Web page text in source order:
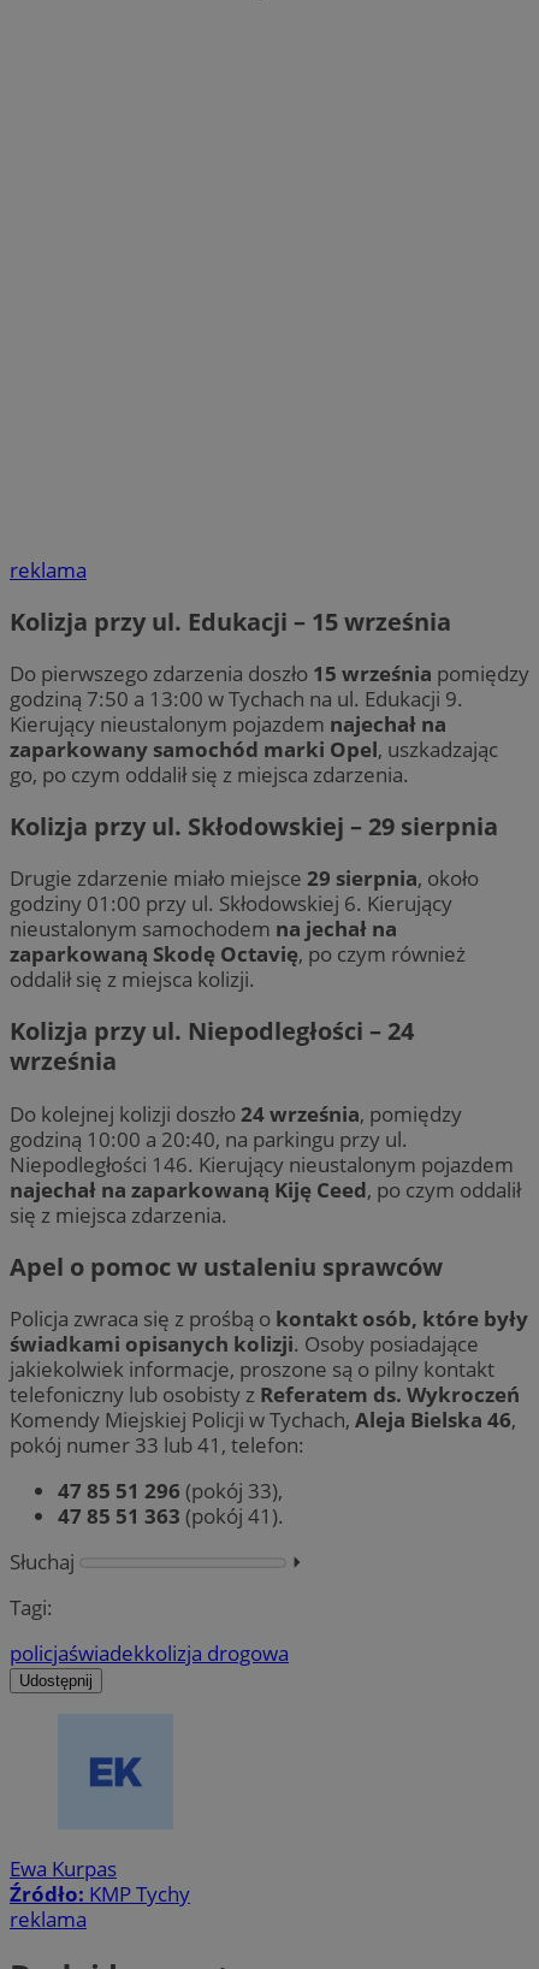
reklama
Kolizja przy ul. Edukacji – 15 września
Do pierwszego zdarzenia doszło 15 września pomiędzy
godziną 7:50 a 13:00 w Tychach na ul. Edukacji 9.
Kierujący nieustalonym pojazdem najechał na
zaparkowany samochód marki Opel, uszkadzając
go, po czym oddalił się z miejsca zdarzenia.
Kolizja przy ul. Skłodowskiej – 29 sierpnia
Drugie zdarzenie miało miejsce 29 sierpnia, około
godziny 01:00 przy ul. Skłodowskiej 6. Kierujący
nieustalonym samochodem na jechał na
zaparkowaną Skodę Octavię, po czym również
oddalił się z miejsca kolizji.
Kolizja przy ul. Niepodległości – 24
września
Do kolejnej kolizji doszło24 września, pomiędzy
godziną 10:00 a 20:40, na parkingu przy ul.
Niepodległości 146. Kierujący nieustalonym pojazdem
najechał na zaparkowaną Kiję Ceed, po czym oddalił
się z miejsca zdarzenia.
Apel o pomoc w ustaleniu sprawców
Policja zwraca się z prośbą o kontakt osób, które były
świadkami opisanych kolizji. Osoby posiadające
jakiekolwiek informacje, proszone są o pilny kontakt
telefoniczny lub osobisty z Referatem ds. Wykroczeń
Komendy Miejskiej Policji w Tychach, Aleja Bielska 46,
pokój numer 33 lub 41, telefon:
47 85 51 296 (pokój 33),
47 85 51 363 (pokój 41).
Słuchaj
⏵︎
Tagi:
policjaświadekkolizja drogowa
Udostępnij
Ewa Kurpas
Źródło: KMP Tychy
reklama